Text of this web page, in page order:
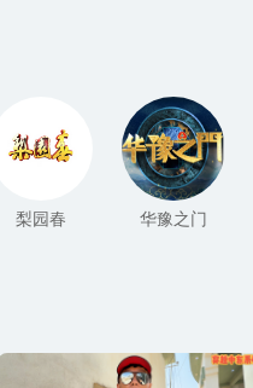
梨园春 华豫之门